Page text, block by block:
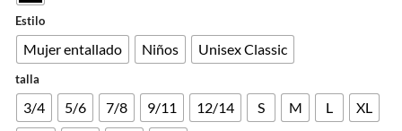
Estilo
Mujer entallado Niños Unisex Classic
talla
3/4 5/6 7/8 9/11 12/14 S M L
XL